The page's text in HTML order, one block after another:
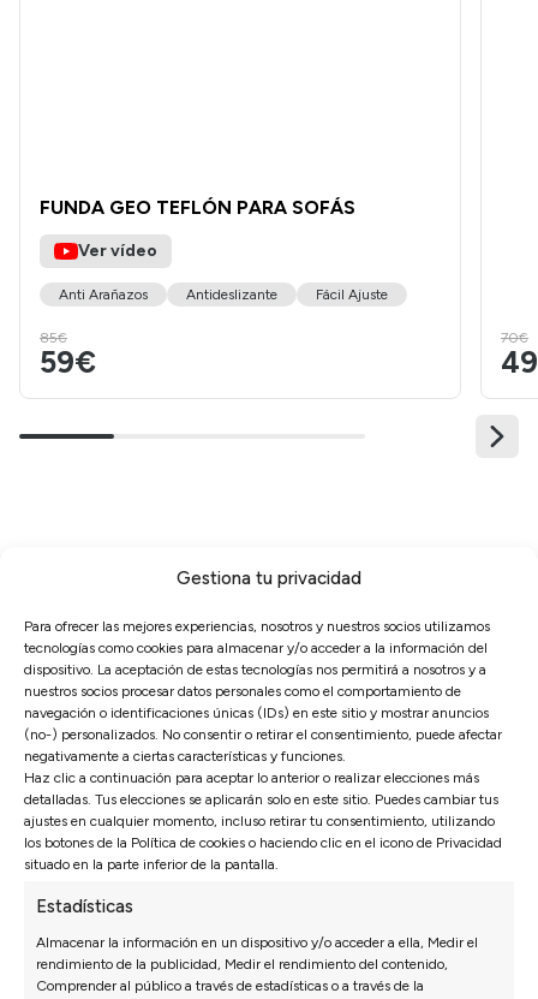
Gestiona tu privacidad
Para ofrecer las mejores experiencias, nosotros y nuestros socios utilizamos
tecnologías como cookies para almacenar y/o acceder a la información del
dispositivo. La aceptación de estas tecnologías nos permitirá a nosotros y a
nuestros socios procesar datos personales como el comportamiento de
navegación o identificaciones únicas (IDs) en este sitio y mostrar anuncios
(no-) personalizados. No consentir o retirar el consentimiento, puede afectar
negativamente a ciertas características y funciones.
Haz clic a continuación para aceptar lo anterior o realizar elecciones más
detalladas. Tus elecciones se aplicarán solo en este sitio. Puedes cambiar tus
ajustes en cualquier momento, incluso retirar tu consentimiento, utilizando
los botones de la Política de cookies o haciendo clic en el icono de Privacidad
situado en la parte inferior de la pantalla.
Estadísticas
Almacenar la información en un dispositivo y/o acceder a ella, Medir el
rendimiento de la publicidad, Medir el rendimiento del contenido,
Comprender al público a través de estadísticas o a través de la
FUNDA GEO TEFLÓN PARA SOFÁS
Ver vídeo
Anti Arañazos Antideslizante Fácil Ajuste
85€
59€
70€
Opiniones de nuestros clientes
Sofás Valencia
4,6
Basado en3128opiniones
Ver más opiniones
27/07/2026
rápido. En
Isabel N.
perfecta.